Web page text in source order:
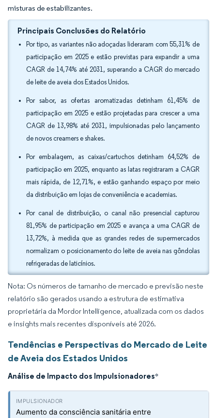
misturas de estabilizantes.
Principais Conclusões do Relatório
Por tipo, as variantes não adoçadas lideraram com 55,31% de
participação em 2025 e estão previstas para expandir a uma
CAGR de 14,74% até 2031, superando a CAGR do mercado
de leite de aveia dos Estados Unidos.
Por sabor, as ofertas aromatizadas detinham 61,45% de
participação em 2025 e estão projetadas para crescer a uma
CAGR de 13,98% até 2031, impulsionadas pelo lançamento
de novos creamers e shakes.
Por embalagem, as caixas/cartuchos detinham 64,52% de
participação em 2025, enquanto as latas registraram a CAGR
mais rápida, de 12,71%, e estão ganhando espaço por meio
da distribuição em lojas de conveniência e academias.
Por canal de distribuição, o canal não presencial capturou
81,95% de participação em 2025 e avança a uma CAGR de
13,72%, à medida que as grandes redes de supermercados
normalizam o posicionamento do leite de aveia nas gôndolas
refrigeradas de laticínios.
Nota: Os números de tamanho de mercado e previsão neste
relatório são gerados usando a estrutura de estimativa
proprietária da Mordor Intelligence, atualizada com os dados
e insights mais recentes disponíveis até 2026.
Tendências e Perspectivas do Mercado de Leite
de Aveia dos Estados Unidos
Análise de Impacto dos Impulsionadores*
Aumento da consciência sanitária entre